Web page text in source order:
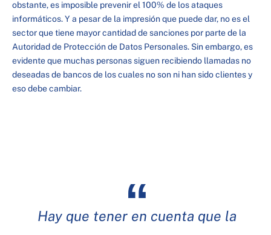
obstante, es imposible prevenir el 100% de los ataques
informáticos. Y a pesar de la impresión que puede dar, no es el
sector que tiene mayor cantidad de sanciones por parte de la
Autoridad de Protección de Datos Personales. Sin embargo, es
evidente que muchas personas siguen recibiendo llamadas no
deseadas de bancos de los cuales no son ni han sido clientes y
eso debe cambiar.
Hay que tener en cuenta que la